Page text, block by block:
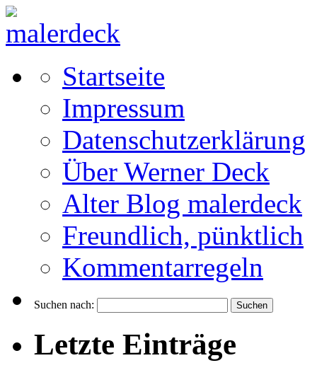
Startseite
Impressum
Datenschutzerklärung
Über Werner Deck
Alter Blog malerdeck
Freundlich, pünktlich
Kommentarregeln
Suchen nach:
Letzte Einträge